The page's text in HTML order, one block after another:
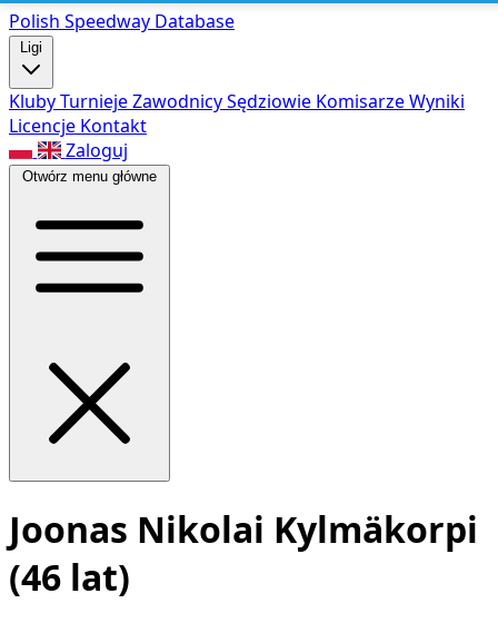
Polish Speedway Database
Ligi
KlubyTurniejeZawodnicySędziowie KomisarzeWyniki
Licencje Kontakt
Zaloguj
Otwórz menu główne
Joonas Nikolai Kylmäkorpi
(46 lat)